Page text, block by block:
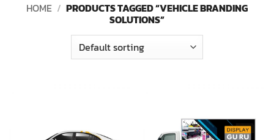
HOME / PRODUCTS TAGGED “VEHICLE BRANDING
SOLUTIONS”